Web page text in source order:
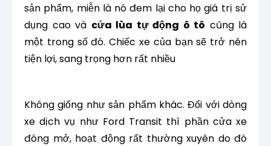
sản phẩm, miễn là nó đem lại cho họ giá trị sử
dụng cao và cửa lùa tự động ô tô cũng là
một trong số đó. Chiếc xe của bạn sẽ trở nên
tiện lợi, sang trọng hơn rất nhiều
Không giống như sản phẩm khác. Đối với dòng
xe dịch vụ như Ford Transit thì phần cửa xe
đóng mở, hoạt động rất thường xuyên do đó